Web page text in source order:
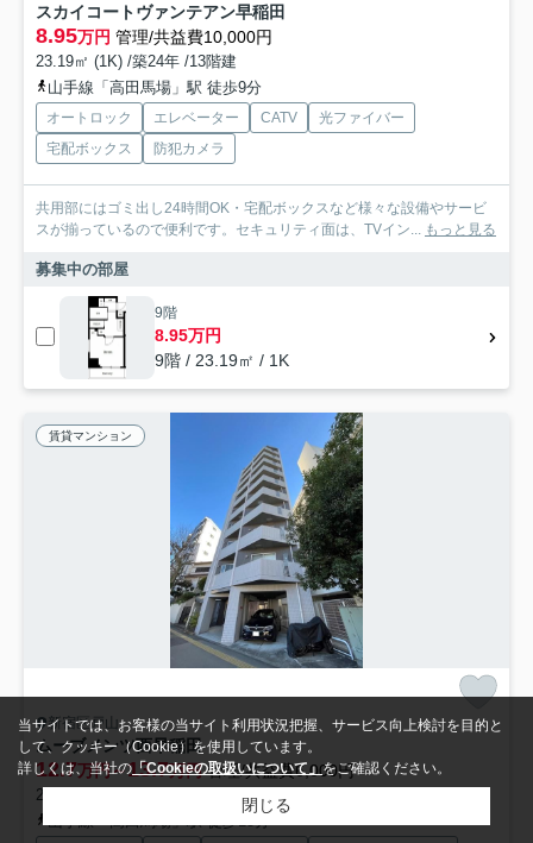
スカイコートヴァンテアン早稲田
8.95万円 管理/共益費10,000円
23.19㎡ (1K) /築24年 /13階建
山手線「高田馬場」駅 徒歩9分
オートロック エレベーター CATV
光ファイバー
宅配ボックス
防犯カメラ
共用部にはゴミ出し24時間OK・宅配ボックスなど様々な設備やサービ
スが揃っているので便利です。セキュリティ面は、TVイン...
もっと見る
募集中の部屋
9階
8.95万円
9階 / 23.19㎡ / 1K
賃貸マンション
新宿区戸山
ムーブメンツ西早稲田
12.7万円～13.7万円管理/共益費6,000円
23.50㎡～25.10㎡ (1K) /築17年 /10階建
当サイトでは、お客様の当サイト利用状況把握、サービス向上検討を目的と
して、クッキー（Cookie）を使用しています。
詳しくは、当社の 「Cookieの取扱いについて」をご確認ください。
閉じる